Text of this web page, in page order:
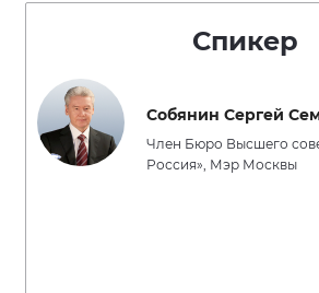
Спикер
Собянин Сергей
Член Бюро Высшего
Россия», Мэр Москвы